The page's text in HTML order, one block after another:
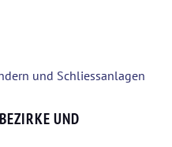
und Schliessanlagen
UND